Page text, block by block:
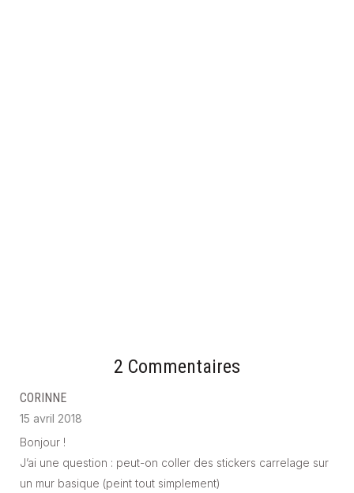
2 Commentaires
CORINNE
15 avril 2018
Bonjour !
J’ai une question : peut-on coller des stickers carrelage sur
un mur basique (peint tout simplement)